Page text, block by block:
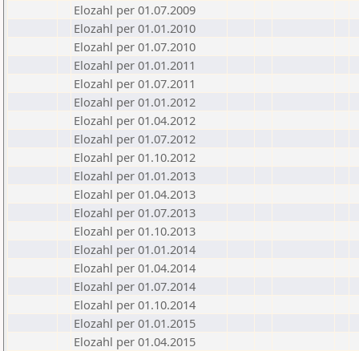
Elozahl per 01.07.2009
Elozahl per 01.01.2010
Elozahl per 01.07.2010
Elozahl per 01.01.2011
Elozahl per 01.07.2011
Elozahl per 01.01.2012
Elozahl per 01.04.2012
Elozahl per 01.07.2012
Elozahl per 01.10.2012
Elozahl per 01.01.2013
Elozahl per 01.04.2013
Elozahl per 01.07.2013
Elozahl per 01.10.2013
Elozahl per 01.01.2014
Elozahl per 01.04.2014
Elozahl per 01.07.2014
Elozahl per 01.10.2014
Elozahl per 01.01.2015
Elozahl per 01.04.2015